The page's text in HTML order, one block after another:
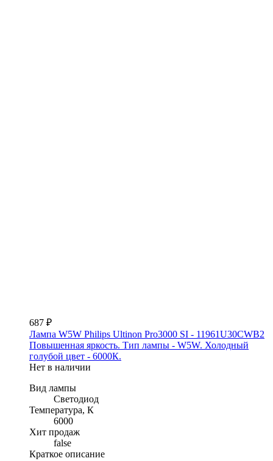
687 ₽
Лампа W5W Philips Ultinon Pro3000 SI - 11961U30CWB2
Повышенная яркость. Тип лампы - W5W. Холодный
голубой цвет - 6000К.
Нет в наличии
Вид лампы
Светодиод
Температура, К
6000
Хит продаж
false
Краткое описание